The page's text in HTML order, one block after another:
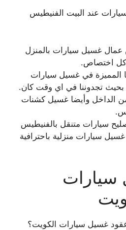
عند البيت الفنيطيس
غسيل سيارات بالمنزل
اختصاص.
المميزة في غسيل سيارات
الداخل وأيضا غسيل كشنات
سيارات متنقل بالفنيطيس
سيارات منزلية باحترافية
سيارات
غسيل سيارات الكويت؟